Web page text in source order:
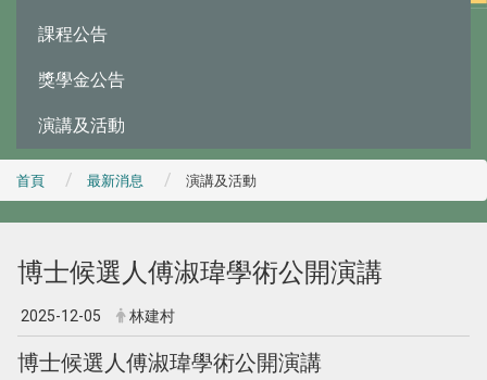
課程公告
獎學金公告
演講及活動
首頁 最新消息 演講及活動
博士候選人傅淑瑋學術公開演講
2025-12-05 林建村
博士候選人傅淑瑋學術公開演講